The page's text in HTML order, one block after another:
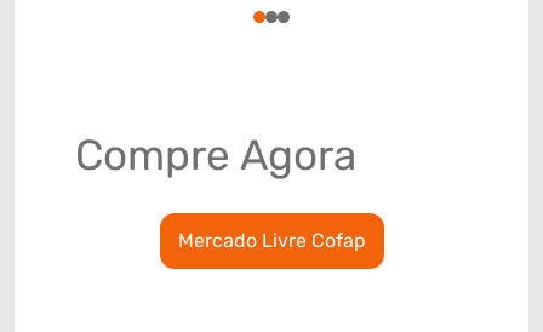
123
Compre Agora
Mercado Livre Cofap